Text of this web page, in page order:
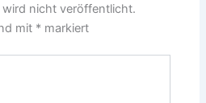
nicht veröffentlicht.
mit * markiert